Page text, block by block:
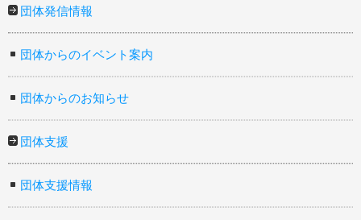
団体発信情報
団体からのイベント案内
団体からのお知らせ
団体支援
団体支援情報